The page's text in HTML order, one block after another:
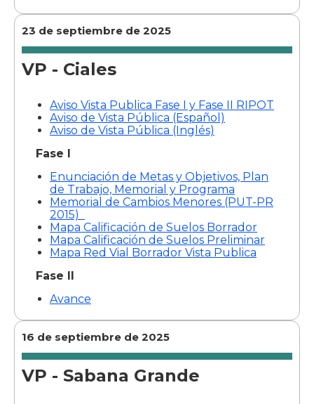
23 de septiembre de 2025
VP - Ciales
Aviso Vista Publica Fase I y Fase II RIPOT
Aviso de Vista Pública (Español)
Aviso de Vista Pública (Inglés)
Fase I
Enunciación de Metas y Objetivos, Plan
de Trabajo, Memorial y Programa
Memorial de Cambios Menores (PUT-PR
2015)
Mapa Calificación de Suelos Borrador
Mapa Calificación de Suelos Preliminar
Mapa Red Vial Borrador Vista Publica
Fase II
Avance
16 de septiembre de 2025
VP - Sabana Grande